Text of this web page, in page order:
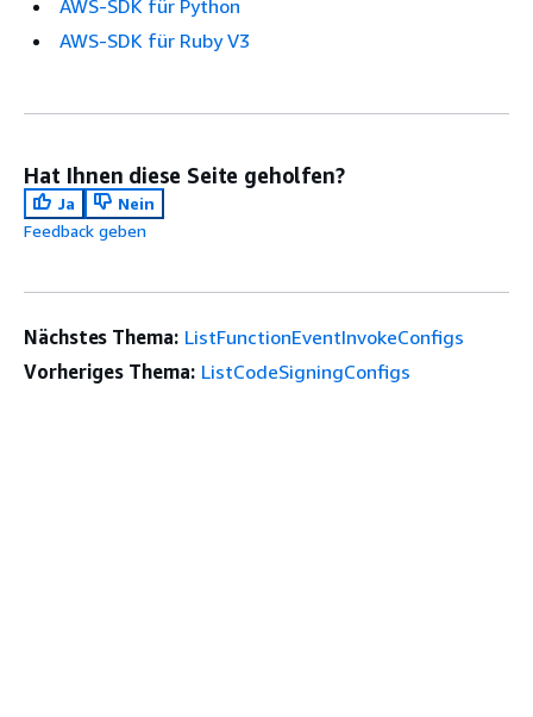
AWS-SDK für Python
AWS-SDK für Ruby V3
Hat Ihnen diese Seite geholfen?
Ja
Nein
Feedback geben
Nächstes Thema: ListFunctionEventInvokeConfigs
Vorheriges Thema: ListCodeSigningConfigs